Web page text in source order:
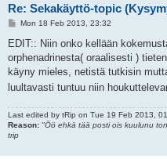
Re: Sekakäyttö-topic
P
s
Mon 18 Feb 2013, 23:32
EDIT:: Niin onko kellään
orphenadrinesta( oraalisesti )
käyny mieles, netistä tutkisin
luultavasti tuntuu niin
Last edited by tRip on Tue 19 Feb 2013,
Reason: "Öö ehkä tää posti ois kuulunu
trip